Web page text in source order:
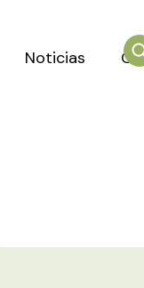
Noticias